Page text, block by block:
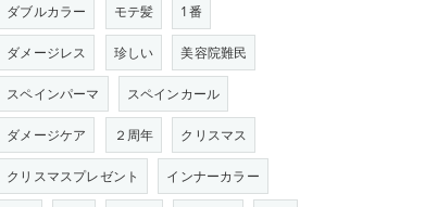
ダブルカラー モテ髪 1番
ダメージレス 珍しい 美容院難民
スペインパーマ スペインカール
ダメージケア ２周年 クリスマス
クリスマスプレゼント インナーカラー